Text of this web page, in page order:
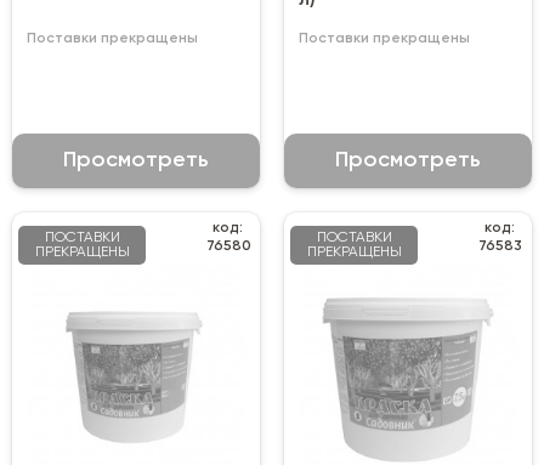
Поставки прекращены
Просмотреть
Поставки прекращены
Просмотреть
ПОСТАВКИ
ПРЕКРАЩЕНЫ
код:
76580
ПОСТАВКИ
ПРЕКРАЩЕНЫ
код:
76583